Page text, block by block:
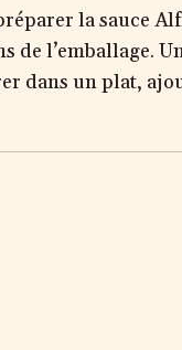
la sauce
l’emballage.
dans un plat,